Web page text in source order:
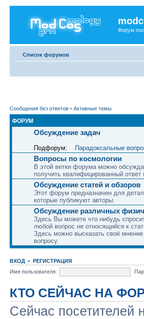
Форум
Список форумов
Сообщения без ответов • Активные темы
ФОРУМ
Обсуждение задач
Подфорум: Парадоксальные
Вопросы по космологии
В этой ветки форума можно
получить квалифицированный ответ
Обсуждение статей и обзоров
Этот форум предназначен для
которые публикуют авторы.
Обсуждение различных
Здесь Вы можете что нибудь
любой вопрос не относящийся к
Здесь можно высказать своё
вопросу.
ВХОД • РЕГИСТРАЦИЯ
Имя пользователя:
КТО СЕЙЧАС НА
Сейчас посетителей